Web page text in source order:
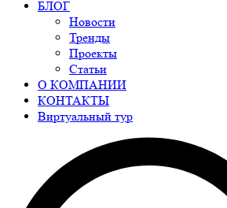
БЛОГ
Новости
Тренды
Проекты
Статьи
О КОМПАНИИ
КОНТАКТЫ
Виртуальный тур